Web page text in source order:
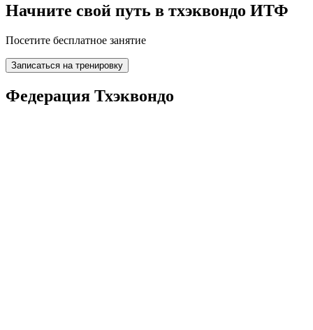
Начните свой путь в тхэквондо ИТФ
Посетите бесплатное занятие
Записаться на тренировку
Федерация Тхэквондо